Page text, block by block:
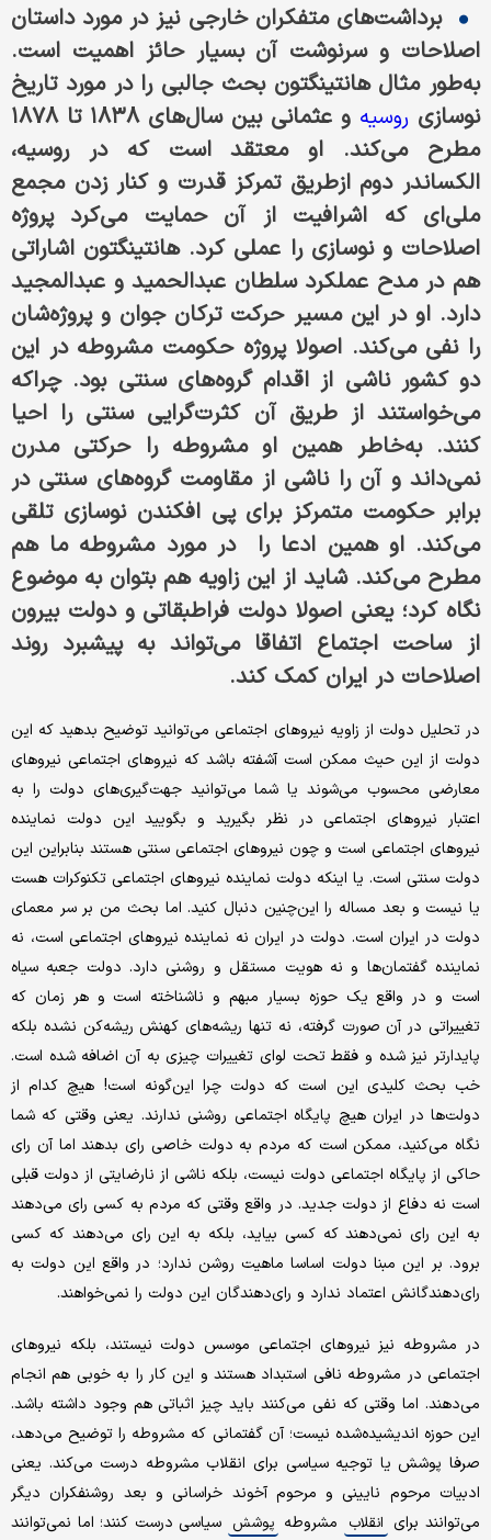
برداشت‌های متفکران خارجی نیز در مورد داستان
اصلاحات و سرنوشت آن بسیار حائز اهمیت است.
به‌طور مثال هانتینگتون بحث جالبی را در مورد تاریخ
نوسازی روسیه
و عثمانی بین سال‌های ۱۸۳۸ تا ۱۸۷۸
مطرح می‌کند. او معتقد است که در روسیه،
الکساندر دوم ازطریق تمرکز قدرت و کنار زدن مجمع
ملی‌ای که اشرافیت از آن حمایت می‌کرد پروژه‌
اصلاحات و نوسازی را عملی کرد. هانتینگتون اشاراتی
هم در مدح عملکرد سلطان عبدالحمید و عبدالمجید
دارد. او در این مسیر حرکت ترکان جوان و پروژه‌شان
را نفی می‌کند. اصولا پروژه‌ حکومت مشروطه در این
دو کشور ناشی از اقدام گروه‌های سنتی بود. چرا‌که
می‌خواستند از طریق آن کثرت‌گرایی سنتی را احیا
کنند. به‌خاطر همین او مشروطه را حرکتی مدرن
نمی‌داند و آن را ناشی از مقاومت گروه‌های سنتی در
برابر حکومت متمرکز برای پی افکندن نوسازی تلقی
می‌کند. او همین ادعا را ‌ در مورد مشروطه ما هم
مطرح می‌کند. شاید از این زاویه هم بتوان به موضوع
نگاه کرد؛ یعنی اصولا دولت فراطبقاتی و دولت بیرون
از ساحت اجتماع اتفاقا می‌تواند به پیشبرد روند
اصلاحات در ایران کمک کند.
در تحلیل دولت از زاویه نیروهای اجتماعی می‌توانید توضیح بدهید که این
دولت از این حیث ممکن است آشفته باشد که نیروهای اجتماعی نیروهای
معارضی محسوب می‌شوند یا شما می‌توانید جهت‌گیری‌های دولت را به
اعتبار نیروهای اجتماعی در نظر بگیرید و بگویید این دولت نماینده‌
نیروهای اجتماعی است و چون نیروهای اجتماعی سنتی هستند بنابراین این
دولت سنتی است. یا اینکه دولت نماینده‌ نیروهای اجتماعی تکنوکرات هست
یا نیست و بعد مساله‌ را این‌چنین دنبال کنید. اما بحث من بر سر معمای
دولت در ایران است. دولت در ایران نه نماینده‌ نیروهای اجتماعی است، نه
نماینده‌ گفتمان‌ها و نه هویت مستقل و روشنی دارد. دولت جعبه سیاه
است و در واقع یک حوزه‌ بسیار مبهم و ناشناخته است و هر زمان که
تغییراتی در آن صورت گرفته، نه تنها ریشه‌های کهنش ریشه‌کن نشده بلکه
پایدارتر نیز شده و فقط تحت لوای تغییرات چیزی به آن اضافه شده است.
خب بحث کلیدی این است که دولت چرا این‌گونه است! هیچ کدام از
دولت‌ها در ایران هیچ پایگاه اجتماعی روشنی ندارند. یعنی وقتی که شما
نگاه می‌کنید، ممکن است که مردم به دولت خاصی رای بدهند اما آن رای
حاکی از پایگاه اجتماعی‌ دولت نیست، بلکه ناشی از نارضایتی از دولت قبلی
است نه دفاع از دولت جدید. در واقع وقتی که مردم به کسی رای می‌دهند
به این رای نمی‌دهند که کسی بیاید، بلکه به این رای می‌دهند که کسی
برود. بر این مبنا دولت اساسا ماهیت روشن ندارد؛ در واقع این دولت به
رای‌دهندگانش اعتماد ندارد و رای‌دهندگان این دولت را نمی‌خواهند.
در مشروطه نیز نیروهای اجتماعی موسس دولت نیستند، بلکه نیروهای
اجتماعی در مشروطه نافی استبداد هستند و این کار را به خوبی هم انجام
می‌دهند. اما وقتی که نفی می‌کنند باید چیز اثباتی هم وجود داشته باشد.
این حوزه اندیشیده‌شده نیست؛ آن گفتمانی که مشروطه را توضیح می‌دهد،
صرفا پوشش یا توجیه سیاسی برای انقلاب مشروطه درست می‌کند. یعنی
ادبیات مرحوم نایینی و مرحوم آخوند خراسانی و بعد روشنفکران دیگر
می‌توانند برای انقلاب مشروطه پوشش سیاسی درست کنند؛ اما نمی‌توانند